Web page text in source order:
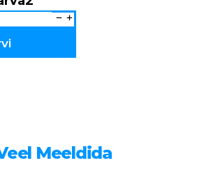
Meeldida